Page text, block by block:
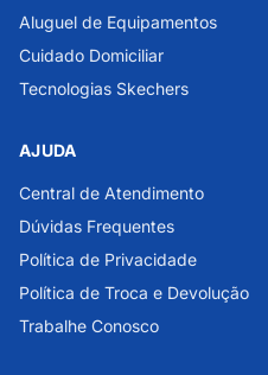
Aluguel de Equipamentos
Cuidado Domiciliar
Tecnologias Skechers
AJUDA
Central de Atendimento
Dúvidas Frequentes
Política de Privacidade
Política de Troca e Devolução
Trabalhe Conosco